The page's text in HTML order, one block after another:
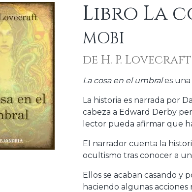
Libro La
MOBI
de H. P. Lovecraft
La cosa en el umbrales una
La historia es narrada por
cabeza a Edward Derby
lector pueda afirmar que
El narrador cuenta la
ocultismo tras conocer a
Ellos se acaban casando y
haciendo algunas